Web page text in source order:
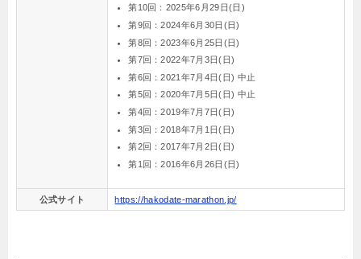
第10回：2025年6月29日(日)
第9回：2024年6月30日(日)
第8回：2023年6月25日(日)
第7回：2022年7月3日(日)
第6回：2021年7月4日(日) 中止
第5回：2020年7月5日(日) 中止
第4回：2019年7月7日(日)
第3回：2018年7月1日(日)
第2回：2017年7月2日(日)
第1回：2016年6月26日(日)
公式サイト https://hakodate-marathon.jp/